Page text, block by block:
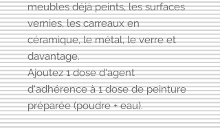
meubles déjà peints, les surfaces
vernies, les carreaux en
céramique, le métal, le verre et
davantage.
Ajoutez 1 dose d'agent
d'adhérence à 1 dose de peinture
préparée (poudre + eau).